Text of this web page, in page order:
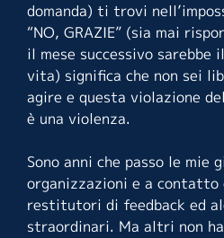
domanda) ti trovi
“NO, GRAZIE” (sia mai
il mese successivo sarebbe
vita) significa che non sei
agire e questa violazione
è una violenza.
Sono anni che passo le mie
organizzazioni e a contatto
restitutori di feedback ed
straordinari. Ma altri non